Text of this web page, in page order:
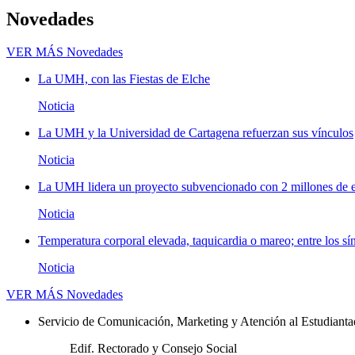
Novedades
VER MÁS Novedades
La UMH, con las Fiestas de Elche
Noticia
La UMH y la Universidad de Cartagena refuerzan sus vínculos
Noticia
La UMH lidera un proyecto subvencionado con 2 millones de
Noticia
Temperatura corporal elevada, taquicardia o mareo; entre los
Noticia
VER MÁS Novedades
Servicio de Comunicación, Marketing y Atención al
Edif. Rectorado y Consejo Social